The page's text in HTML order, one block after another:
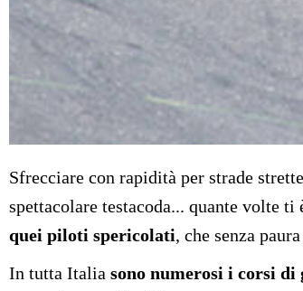
Sfrecciare con rapidità per strade
spettacolare testacoda... quante volte
quei piloti spericolati, che senza
In tutta Italia sono numerosi i corsi di